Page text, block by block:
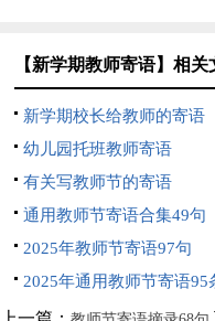
【新学期教师寄语】相关
新学期校长给教师的寄语
幼儿园托班教师寄语
有关写教师节的寄语
通用教师节寄语合集49句
2025年教师节寄语97句
2025年通用教师节寄语95